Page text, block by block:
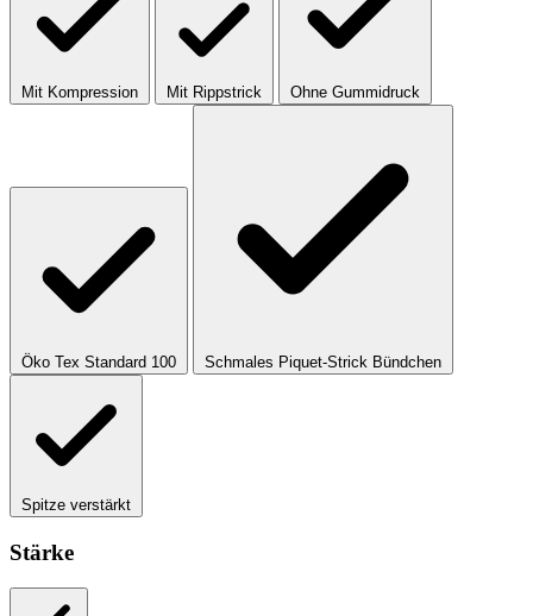
Mit Kompression Mit Rippstrick Ohne Gummidruck
Öko Tex Standard 100 Schmales Piquet-Strick Bündchen
Spitze verstärkt
Stärke